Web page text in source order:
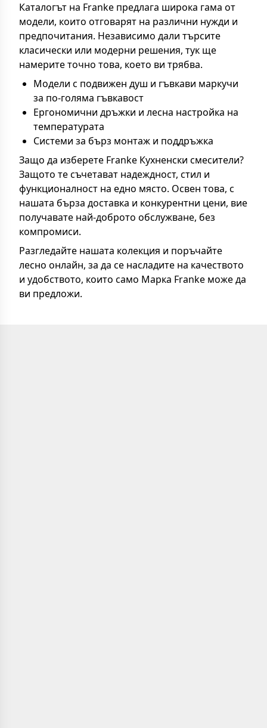
Каталогът на Franke предлага широка гама от
модели, които отговарят на различни нужди и
предпочитания. Независимо дали търсите
класически или модерни решения, тук ще
намерите точно това, което ви трябва.
Модели с подвижен душ и гъвкави маркучи
за по-голяма гъвкавост
Ергономични дръжки и лесна настройка на
температурата
Системи за бърз монтаж и поддръжка
Защо да изберете Franke Кухненски смесители?
Защото те съчетават надеждност, стил и
функционалност на едно място. Освен това, с
нашата бърза доставка и конкурентни цени, вие
получавате най-доброто обслужване, без
компромиси.
Разгледайте нашата колекция и поръчайте
лесно онлайн, за да се насладите на качеството
и удобството, които само Марка Franke може да
ви предложи.